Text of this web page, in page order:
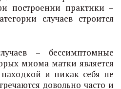
построении практики –
случаев строится
– бессимптомные
миома матки является
и никак себя не
довольно часто и